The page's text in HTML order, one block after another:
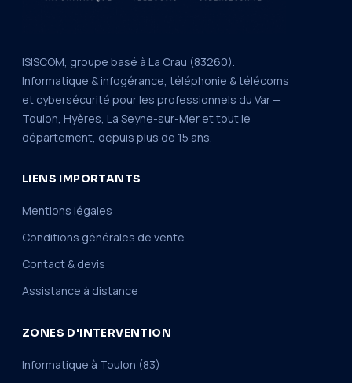
ISISCOM, groupe basé à La Crau (83260).
Informatique & infogérance, téléphonie & télécoms
et cybersécurité pour les professionnels du Var —
Toulon, Hyères, La Seyne-sur-Mer et tout le
département, depuis plus de 15 ans.
LIENS IMPORTANTS
Mentions légales
Conditions générales de vente
Contact & devis
Assistance à distance
ZONES D'INTERVENTION
Informatique à Toulon (83)